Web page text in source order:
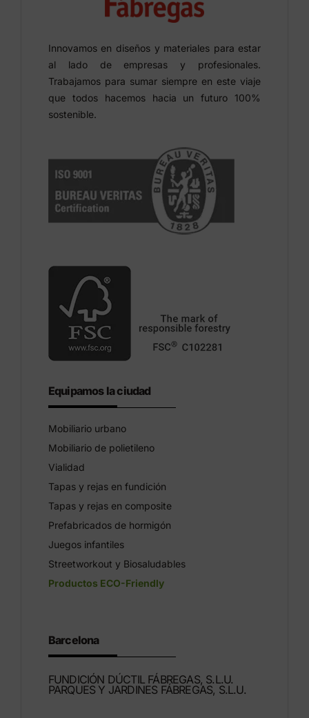
Innovamos en diseños y materiales para estar
al lado de empresas y profesionales.
Trabajamos para sumar siempre en este viaje
que todos hacemos hacia un futuro 100%
sostenible.
Equipamos la ciudad
Mobiliario urbano
Mobiliario de polietileno
Vialidad
Tapas y rejas en fundición
Tapas y rejas en composite
Prefabricados de hormigón
Juegos infantiles
Streetworkout y Biosaludables
Productos ECO-Friendly
Barcelona
FUNDICIÓN DÚCTIL FÁBREGAS, S.L.U.
PARQUES Y JARDINES FÁBREGAS, S.L.U.